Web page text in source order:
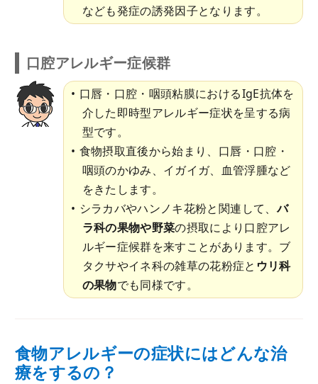
なども発症の誘発因子となります。
口腔アレルギー症候群
口唇・口腔・咽頭粘膜におけるIgE抗体を
介した即時型アレルギー症状を呈する病
型です。
食物摂取直後から始まり、口唇・口腔・
咽頭のかゆみ、イガイガ、血管浮腫など
をきたします。
シラカバやハンノキ花粉と関連して、バ
ラ科の果物や野菜の摂取により口腔アレ
ルギー症候群を来すことがあります。ブ
タクサやイネ科の雑草の花粉症と ウリ科
の果物でも同様です。
食物アレルギーの症状にはどんな治
療をするの？